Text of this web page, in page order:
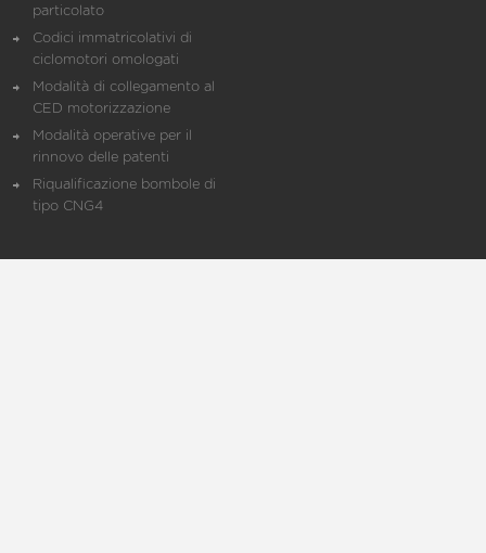
particolato
Codici immatricolativi di
ciclomotori omologati
Modalità di collegamento al
CED motorizzazione
Modalità operative per il
rinnovo delle patenti
Riqualificazione bombole di
tipo CNG4